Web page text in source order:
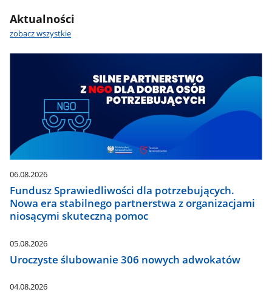
Aktualności
zobacz wszystkie
06.08.2026
Fundusz Sprawiedliwości dla potrzebujących.
Nowa era stabilnego partnerstwa z organizacjami
niosącymi skuteczną pomoc
05.08.2026
Uroczyste ślubowanie 306 nowych adwokatów
04.08.2026